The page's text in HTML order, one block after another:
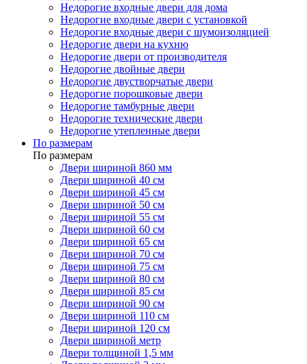
Недорогие входные двери для дома
Недорогие входные двери с установкой
Недорогие входные двери с шумоизоляцией
Недорогие двери на кухню
Недорогие двери от производителя
Недорогие двойные двери
Недорогие двустворчатые двери
Недорогие порошковые двери
Недорогие тамбурные двери
Недорогие технические двери
Недорогие утепленные двери
По размерам
По размерам
Двери шириной 860 мм
Двери шириной 40 см
Двери шириной 45 см
Двери шириной 50 см
Двери шириной 55 см
Двери шириной 60 см
Двери шириной 65 см
Двери шириной 70 см
Двери шириной 75 см
Двери шириной 80 см
Двери шириной 85 см
Двери шириной 90 см
Двери шириной 110 см
Двери шириной 120 см
Двери шириной метр
Двери толщиной 1,5 мм